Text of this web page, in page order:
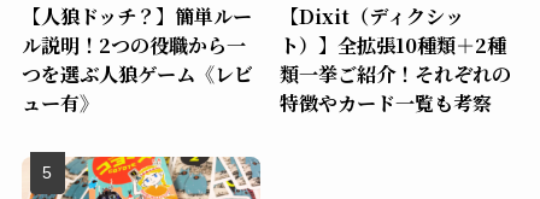
【人狼ドッチ？】簡単ルー
ル説明！2つの役職から一
つを選ぶ人狼ゲーム《レビ
ュー有》
【Dixit（ディクシッ
ト）】全拡張10種類＋2種
類一挙ご紹介！それぞれの
特徴やカード一覧も考察